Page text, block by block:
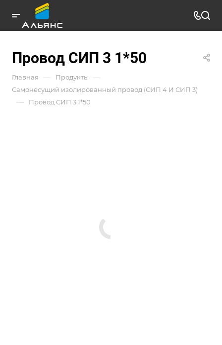
Провод СИП 3 1*50
Главная — Продукты —
Самонесущий изолированный провод (СИП 4 И СИП 3)
— Провод СИП 3 1*50